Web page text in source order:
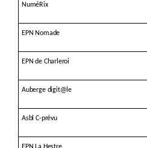
NuméRix
EPN Nomade
EPN de Charleroi
Auberge digit@le
Asbl C-prévu